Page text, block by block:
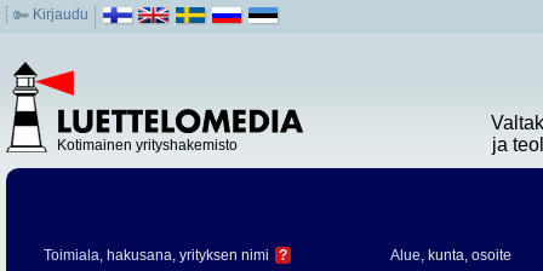
Kirjaudu
Kotimainen yrityshakemisto
ja
Toimiala, hakusana, yrityksen nimi ? Alue, kunta, osoite